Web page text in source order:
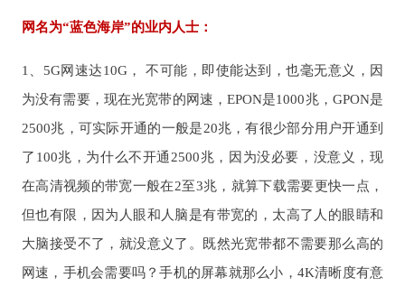
网名为“蓝色海岸”的业内人士：
1、5G网速达10G， 不可能，即使能达到，也毫无意义，因
为没有需要，现在光宽带的网速，EPON是1000兆，GPON是
2500兆，可实际开通的一般是20兆，有很少部分用户开通到
了100兆，为什么不开通2500兆，因为没必要，没意义，现
在高清视频的带宽一般在2至3兆，就算下载需要更快一点，
但也有限，因为人眼和人脑是有带宽的，太高了人的眼睛和
大脑接受不了，就没意义了。既然光宽带都不需要那么高的
网速，手机会需要吗？手机的屏幕就那么小，4K清晰度有意